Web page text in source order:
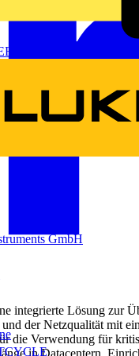
GmbH
integrierte Lösung zur
der Netzqualität mit
die Verwendung für